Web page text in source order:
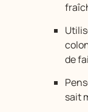
de
sait